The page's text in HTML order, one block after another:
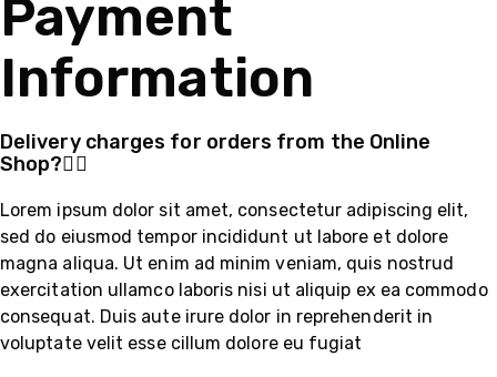
Payment
Information
Delivery charges for orders from the Online
Shop?
Lorem ipsum dolor sit amet, consectetur adipiscing elit,
sed do eiusmod tempor incididunt ut labore et dolore
magna aliqua. Ut enim ad minim veniam, quis nostrud
exercitation ullamco laboris nisi ut aliquip ex ea commodo
consequat. Duis aute irure dolor in reprehenderit in
voluptate velit esse cillum dolore eu fugiat